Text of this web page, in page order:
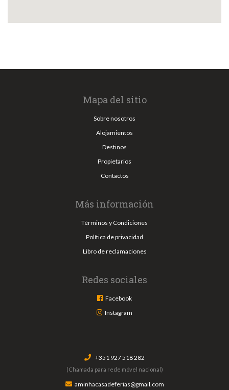
Mapa del sitio
Sobre nosotros
Alojamientos
Destinos
Propietarios
Contactos
Más información
Términos y Condiciones
Política de privacidad
Libro de reclamaciones
Redes sociales
Facebook
Instagram
+351 927 518 282
(Chamada para rede móvel nacional)
aminhacasadeferias@gmail.com